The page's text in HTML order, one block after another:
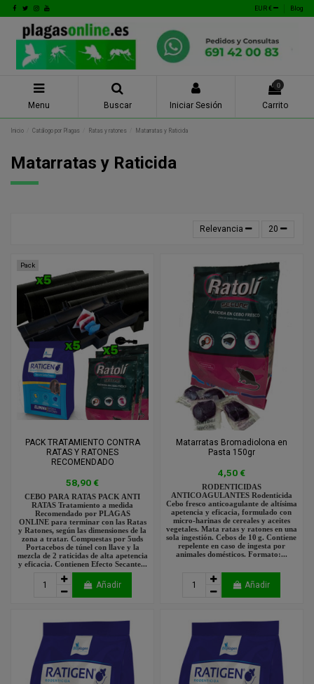
EUR € Blog
Menu Buscar Iniciar Sesión
0
Carrito
Inicio Catálogo por Plagas Ratas y ratones Matarratas y Raticida
Matarratas y Raticida
Relevancia 20
Pack
PACK TRATAMIENTO CONTRA
RATAS Y RATONES
RECOMENDADO
58,90 €
CEBO PARA RATAS PACK ANTI
RATAS Tratamiento a medida
Recomendado por PLAGAS
ONLINE para terminar con las Ratas
y Ratones, según las dimensiones de la
zona a tratar. Compuestas por 5uds
Portacebos de túnel con llave y la
mezcla de 2 raticidas de alta apetencia
y eficacia. Contienen Efecto Secante...
Añadir
Matarratas Bromadiolona en
Pasta 150gr
4,50 €
RODENTICIDAS
ANTICOAGULANTES Rodenticida
Cebo fresco anticoagulante de altísima
apetencia y eficacia, formulado con
micro-harinas de cereales y aceites
vegetales. Mata ratas y ratones en una
sola ingestión. Cebos de 10 g. Contiene
repelente en caso de ingesta por
animales domésticos. Formato:...
Añadir